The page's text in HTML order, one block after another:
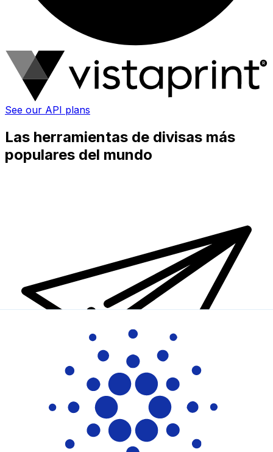
See our API plans
Las herramientas de divisas más
populares del mundo